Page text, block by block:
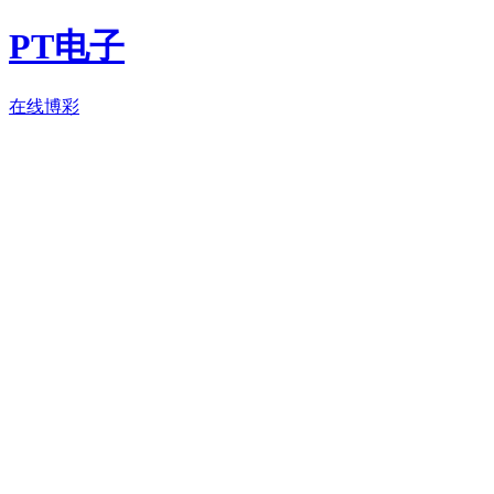
PT电子
在线博彩